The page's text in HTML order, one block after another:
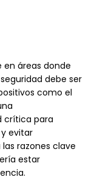
en áreas donde
debe ser
como el
crítica para
evitar
razones clave
estar